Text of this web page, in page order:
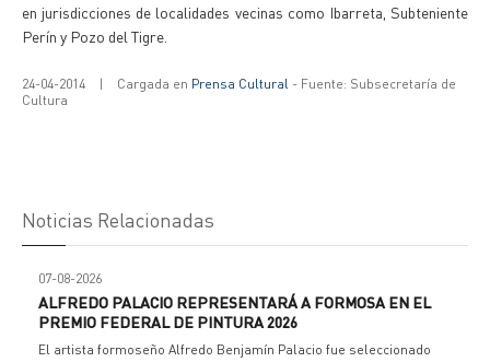
en jurisdicciones de localidades vecinas como Ibarreta, Subteniente
Perín y Pozo del Tigre.
24-04-2014 | Cargada en Prensa Cultural - Fuente: Subsecretaría de
Cultura
Noticias Relacionadas
07-08-2026
ALFREDO PALACIO REPRESENTARÁ A FORMOSA EN EL
PREMIO FEDERAL DE PINTURA 2026
El artista formoseño Alfredo Benjamín Palacio fue seleccionado